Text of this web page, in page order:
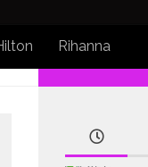
Rihanna